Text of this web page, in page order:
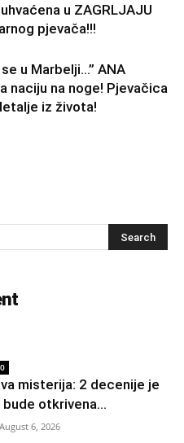
u ZAGRLJAJU
pjevača!!!
u Marbelji…” ANA
naciju na noge! Pjevačica
iz života!
0
misterija: 2 decenije je
otkrivena...
August 6, 2026